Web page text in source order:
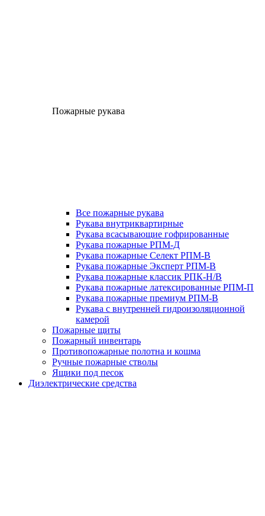
Пожарные рукава
Все пожарные рукава
Рукава внутриквартирные
Рукава всасывающие гофрированные
Рукава пожарные РПМ-Д
Рукава пожарные Селект РПМ-В
Рукава пожарные Эксперт РПМ-В
Рукава пожарные классик РПК-Н/В
Рукава пожарные латексированные РПМ-П
Рукава пожарные премиум РПМ-В
Рукава с внутренней гидроизоляционной
камерой
Пожарные щиты
Пожарный инвентарь
Противопожарные полотна и кошма
Ручные пожарные стволы
Ящики под песок
Диэлектрические средства